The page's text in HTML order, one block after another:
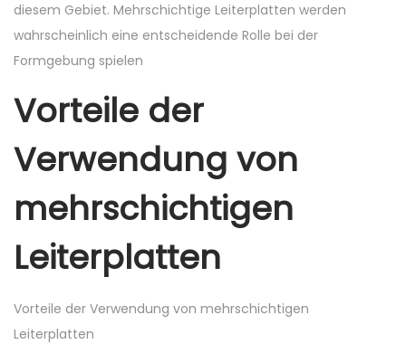
diesem Gebiet. Mehrschichtige Leiterplatten werden
wahrscheinlich eine entscheidende Rolle bei der
Formgebung spielen
Vorteile der
Verwendung von
mehrschichtigen
Leiterplatten
Vorteile der Verwendung von mehrschichtigen
Leiterplatten